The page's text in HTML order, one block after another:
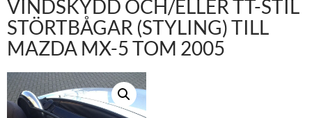
VINDSKYDD OCH/ELLER TT-STIL
STÖRTBÅGAR (STYLING) TILL
MAZDA MX-5 TOM 2005